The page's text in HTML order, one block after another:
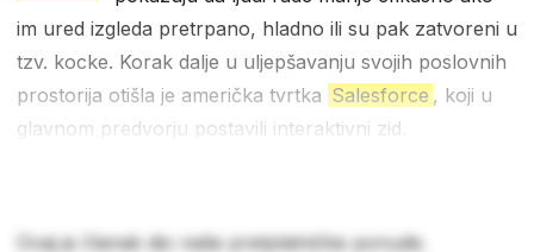
im ured izgleda pretrpano, hladno ili su pak zatvoreni u
tzv. kocke. Korak dalje u uljepšavanju svojih poslovnih
prostorija otišla je američka tvrtka Salesforce , koji u
glavnom predvorju postavili interaktivni zid.
Ovaj je članak dio naše pretplatničke ponude.